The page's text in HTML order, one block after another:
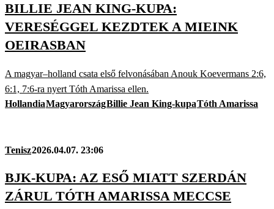
BILLIE JEAN KING-KUPA:
VERESÉGGEL KEZDTEK A MIEINK
OEIRASBAN
A magyar–holland csata első felvonásában Anouk Koevermans 2:6,
6:1, 7:6-ra nyert Tóth Amarissa ellen.
HollandiaMagyarországBillie Jean King-kupaTóth Amarissa
Tenisz2026.04.07. 23:06
BJK-KUPA: AZ ESŐ MIATT SZERDÁN
ZÁRUL TÓTH AMARISSA MECCSE